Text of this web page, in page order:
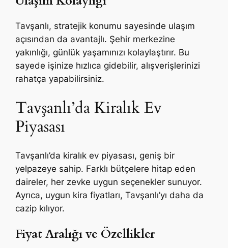
Tavşanlı, stratejik konumu sayesinde ulaşım
açısından da avantajlı. Şehir merkezine
yakınlığı, günlük yaşamınızı kolaylaştırır. Bu
sayede işinize hızlıca gidebilir, alışverişlerinizi
rahatça yapabilirsiniz.
Tavşanlı’da Kiralık Ev
Piyasası
Tavşanlı’da kiralık ev piyasası, geniş bir
yelpazeye sahip. Farklı bütçelere hitap eden
daireler, her zevke uygun seçenekler sunuyor.
Ayrıca, uygun kira fiyatları, Tavşanlı’yı daha da
cazip kılıyor.
Fiyat Aralığı ve Özellikler